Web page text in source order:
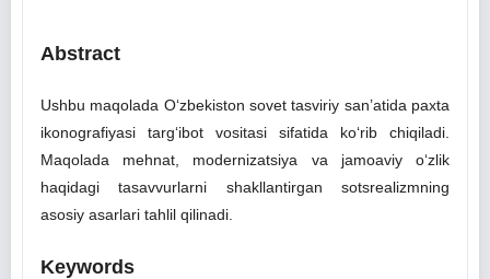
Abstract
Ushbu maqolada O‘zbekiston sovet tasviriy san’atida paxta
ikonografiyasi targ‘ibot vositasi sifatida ko‘rib chiqiladi.
Maqolada mehnat, modernizatsiya va jamoaviy o‘zlik
haqidagi tasavvurlarni shakllantirgan sotsrealizmning
asosiy asarlari tahlil qilinadi.
Keywords